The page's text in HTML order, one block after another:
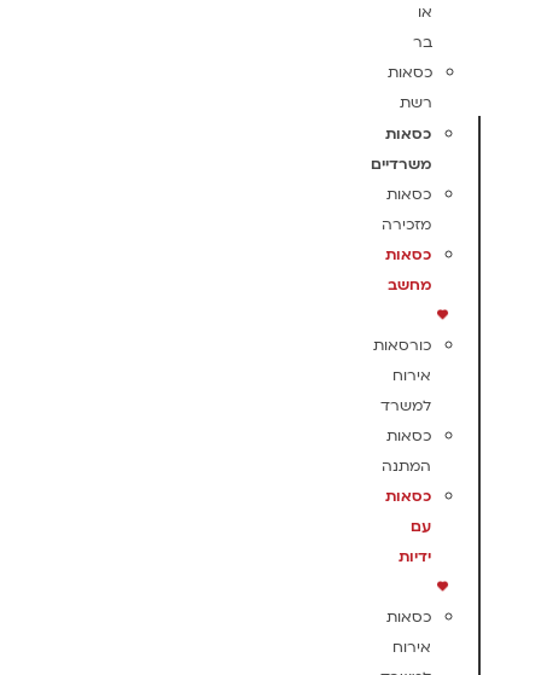
או
בר
כסאות
רשת
כסאות
משרדיים
כסאות
מזכירה
כסאות
מחשב
כורסאות
אירוח
למשרד
כסאות
המתנה
כסאות
עם
ידיות
כסאות
אירוח